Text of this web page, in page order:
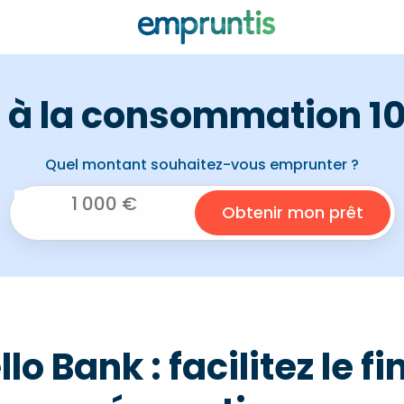
la consommation
Quel montant souhaitez-vous emprunter ?
Bank : facilitez le